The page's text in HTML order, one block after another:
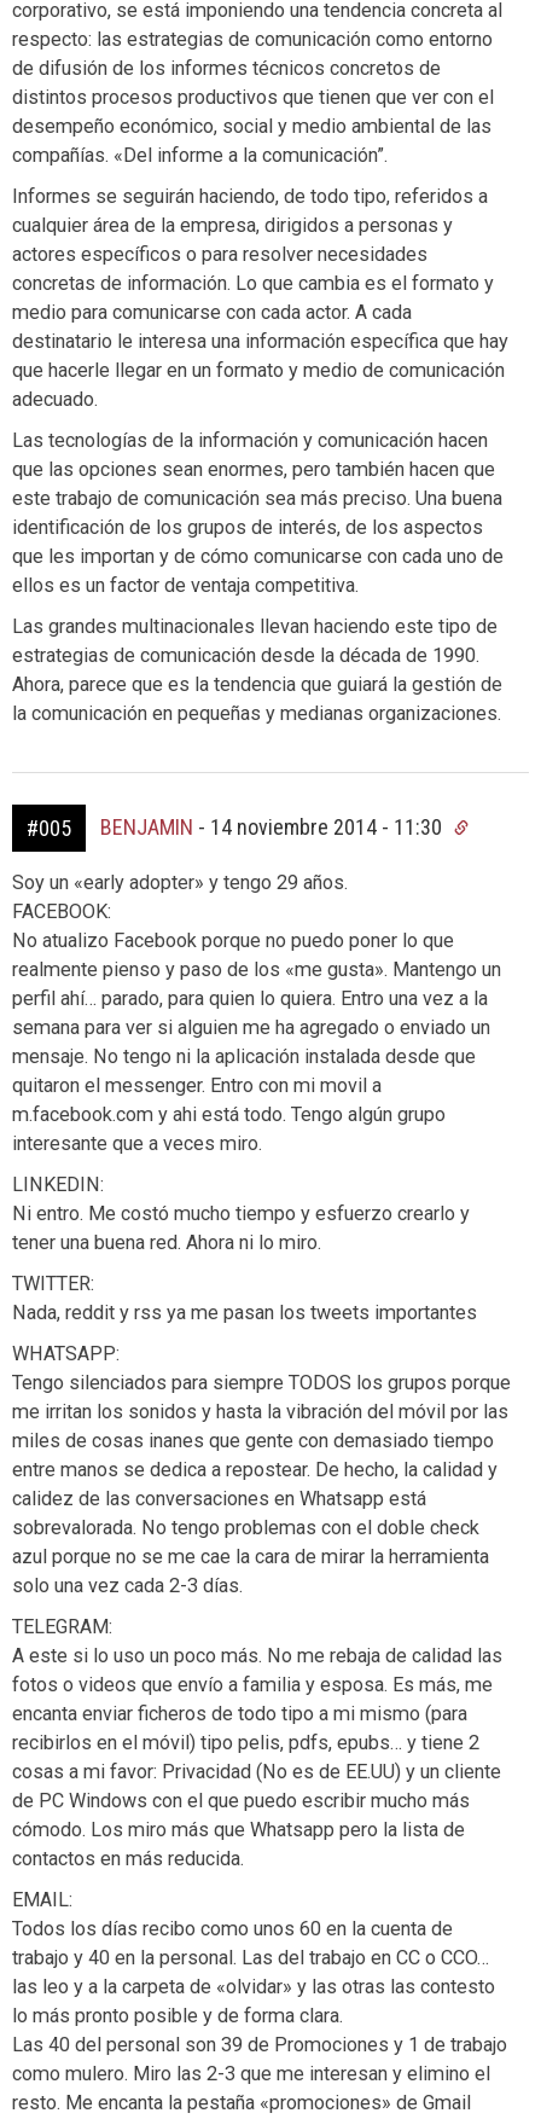
corporativo, se está imponiendo una tendencia concreta al
respecto: las estrategias de comunicación como entorno
de difusión de los informes técnicos concretos de
distintos procesos productivos que tienen que ver con el
desempeño económico, social y medio ambiental de las
compañías. «Del informe a la comunicación”.
Informes se seguirán haciendo, de todo tipo, referidos a
cualquier área de la empresa, dirigidos a personas y
actores específicos o para resolver necesidades
concretas de información. Lo que cambia es el formato y
medio para comunicarse con cada actor. A cada
destinatario le interesa una información específica que hay
que hacerle llegar en un formato y medio de comunicación
adecuado.
Las tecnologías de la información y comunicación hacen
que las opciones sean enormes, pero también hacen que
este trabajo de comunicación sea más preciso. Una buena
identificación de los grupos de interés, de los aspectos
que les importan y de cómo comunicarse con cada uno de
ellos es un factor de ventaja competitiva.
Las grandes multinacionales llevan haciendo este tipo de
estrategias de comunicación desde la década de 1990.
Ahora, parece que es la tendencia que guiará la gestión de
la comunicación en pequeñas y medianas organizaciones.
#005 BENJAMIN - 14 noviembre 2014 - 11:30
Soy un «early adopter» y tengo 29 años.
FACEBOOK:
No atualizo Facebook porque no puedo poner lo que
realmente pienso y paso de los «me gusta». Mantengo un
perfil ahí… parado, para quien lo quiera. Entro una vez a la
semana para ver si alguien me ha agregado o enviado un
mensaje. No tengo ni la aplicación instalada desde que
quitaron el messenger. Entro con mi movil a
m.facebook.com y ahi está todo. Tengo algún grupo
interesante que a veces miro.
LINKEDIN:
Ni entro. Me costó mucho tiempo y esfuerzo crearlo y
tener una buena red. Ahora ni lo miro.
TWITTER:
Nada, reddit y rss ya me pasan los tweets importantes
WHATSAPP:
Tengo silenciados para siempre TODOS los grupos porque
me irritan los sonidos y hasta la vibración del móvil por las
miles de cosas inanes que gente con demasiado tiempo
entre manos se dedica a repostear. De hecho, la calidad y
calidez de las conversaciones en Whatsapp está
sobrevalorada. No tengo problemas con el doble check
azul porque no se me cae la cara de mirar la herramienta
solo una vez cada 2-3 días.
TELEGRAM:
A este si lo uso un poco más. No me rebaja de calidad las
fotos o videos que envío a familia y esposa. Es más, me
encanta enviar ficheros de todo tipo a mi mismo (para
recibirlos en el móvil) tipo pelis, pdfs, epubs… y tiene 2
cosas a mi favor: Privacidad (No es de EE.UU) y un cliente
de PC Windows con el que puedo escribir mucho más
cómodo. Los miro más que Whatsapp pero la lista de
contactos en más reducida.
EMAIL:
Todos los días recibo como unos 60 en la cuenta de
trabajo y 40 en la personal. Las del trabajo en CC o CCO…
las leo y a la carpeta de «olvidar» y las otras las contesto
lo más pronto posible y de forma clara.
Las 40 del personal son 39 de Promociones y 1 de trabajo
como mulero. Miro las 2-3 que me interesan y elimino el
resto. Me encanta la pestaña «promociones» de Gmail